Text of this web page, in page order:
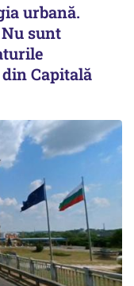
urbană.
sunt
Capitală